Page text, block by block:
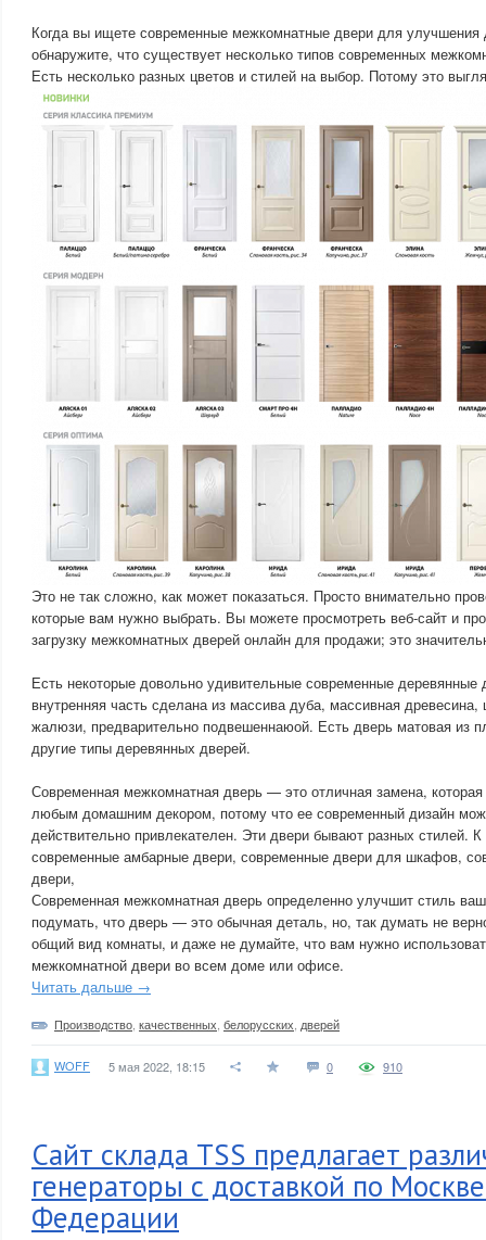
Когда вы ищете современные межкомнатные двери для
обнаружите, что существует несколько типов современных
Есть несколько разных цветов и стилей на выбор. Потому это
Это не так сложно, как может показаться. Просто внимательно
которые вам нужно выбрать. Вы можете просмотреть веб-сайт и
загрузку межкомнатных дверей онлайн для продажи; это
Есть некоторые довольно удивительные современные деревянные
внутренняя часть сделана из массива дуба, массивная
жалюзи, предварительно подвешеннаюой. Есть дверь матовая из
другие типы деревянных дверей.
Современная межкомнатная дверь — это отличная замена, которая
любым домашним декором, потому что ее современный дизайн
действительно привлекателен. Эти двери бывают разных стилей.
современные амбарные двери, современные двери для шкафов,
двери,
Современная межкомнатная дверь определенно улучшит стиль
подумать, что дверь — это обычная деталь, но, так думать не
общий вид комнаты, и даже не думайте, что вам нужно
межкомнатной двери во всем доме или офисе.
Читать дальше →
Производство качественных белорусских дверей
WOFF 5 мая 2022, 18:15 0 910
Сайт склада TSS предлагает
генераторы с доставкой по
Федерации